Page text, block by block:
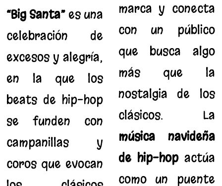
“Big Santa”es una
celebración de
excesos y alegría,
en la que los
beats de hip-hop
se funden con
campanillas y
coros que evocan
marca y conecta
con un público
que busca algo
más que la
nostalgia de los
clásicos. La
música navideña
de hip-hopactúa
como un puente